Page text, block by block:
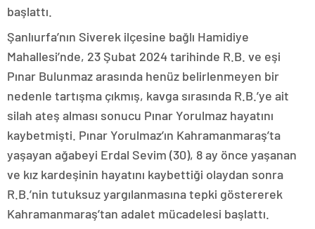
başlattı.
Şanlıurfa’nın Siverek ilçesine bağlı Hamidiye
Mahallesi’nde, 23 Şubat 2024 tarihinde R.B. ve eşi
Pınar Bulunmaz arasında henüz belirlenmeyen bir
nedenle tartışma çıkmış, kavga sırasında R.B.’ye ait
silah ateş alması sonucu Pınar Yorulmaz hayatını
kaybetmişti. Pınar Yorulmaz’ın Kahramanmaraş’ta
yaşayan ağabeyi Erdal Sevim (30), 8 ay önce yaşanan
ve kız kardeşinin hayatını kaybettiği olaydan sonra
R.B.’nin tutuksuz yargılanmasına tepki göstererek
Kahramanmaraş’tan adalet mücadelesi başlattı.